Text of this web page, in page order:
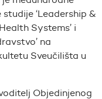
‘Leadership &
Systems’ i
na
Sveučilišta u
Objedinjenog